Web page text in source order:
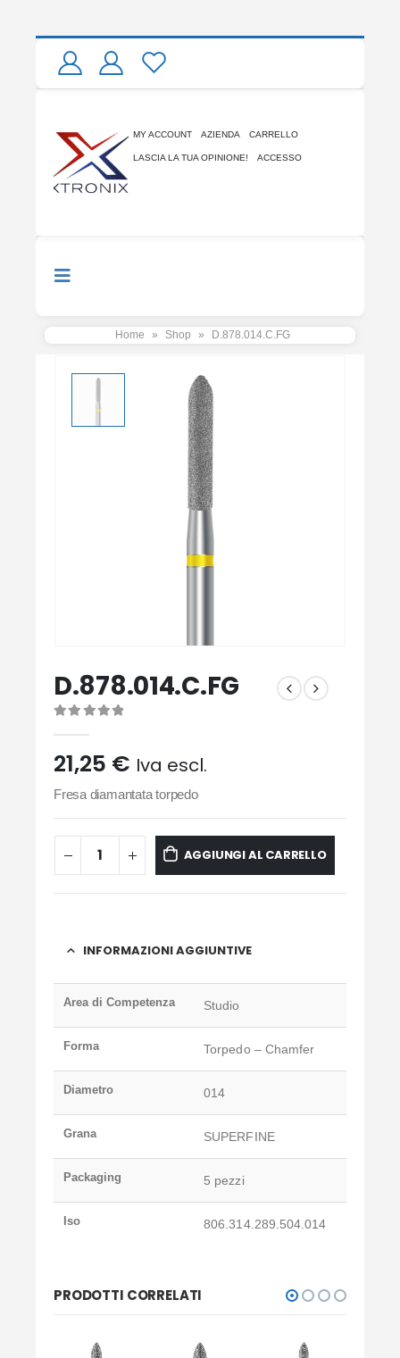
MY ACCOUNT AZIENDA CARRELLO
LASCIA LA TUA OPINIONE! ACCESSO
Home » Shop » D.878.014.C.FG
D.878.014.C.FG
21,25 € Iva escl.
Fresa diamantata torpedo
AGGIUNGI AL CARRELLO
INFORMAZIONI AGGIUNTIVE
Area di Competenza Studio
Forma Torpedo – Chamfer
Diametro 014
Grana SUPERFINE
Packaging 5 pezzi
Iso 806.314.289.504.014
PRODOTTI CORRELATI